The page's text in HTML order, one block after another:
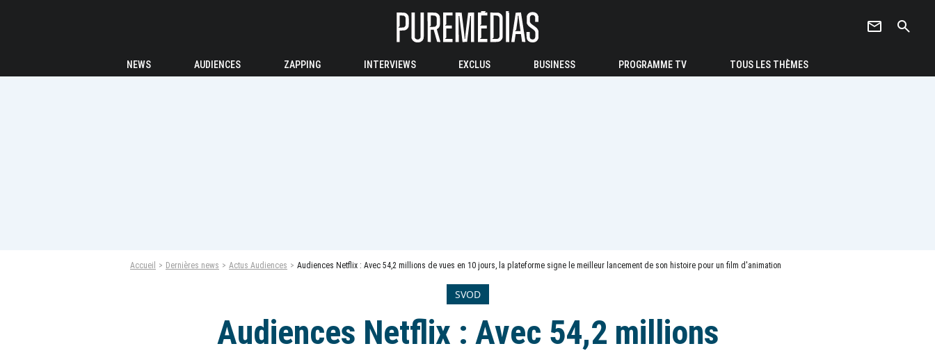
newsletter search
NEWS AUDIENCES ZAPPING INTERVIEWS EXCLUS BUSINESS PROGRAMME TV TOUS LES THÈMES
Accueil Dernières news Actus Audiences Audiences Netflix : Avec 54,2 millions de vues en 10 jours, la plateforme signe le meilleur lancement de son histoire pour un film d'animation
SVOD
Audiences Netflix : Avec 54,2 millions